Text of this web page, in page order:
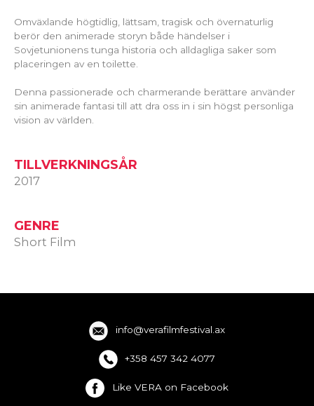
Omväxlande högtidlig, lättsam, tragisk och övernaturlig
berör den animerade storyn både händelser i
Sovjetunionens tunga historia och alldagliga saker som
placeringen av en toilette.
Denna passionerade och charmerande berättare använder
sin animerade fantasi till att dra oss in i sin högst personliga
vision av världen.
TILLVERKNINGSÅR
2017
GENRE
Short Film
info@verafilmfestival.ax
+358 457 342 4077
Like VERA on Facebook